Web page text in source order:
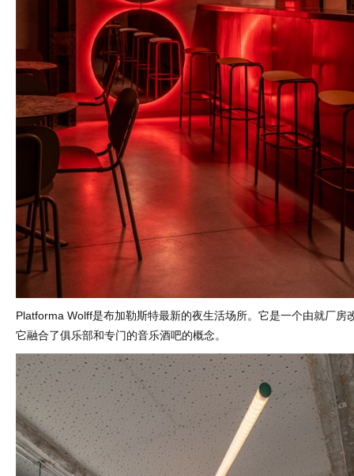
Platforma Wolff是布加勒斯特最新的夜生活场所。它是一个由就厂房
它融合了俱乐部和专门的音乐酒吧的概念。